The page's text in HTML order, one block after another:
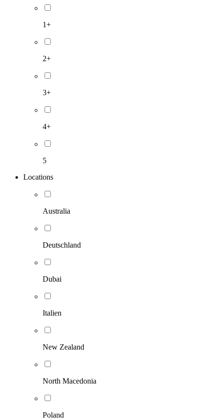
1+
2+
3+
4+
5
Locations
Australia
Deutschland
Dubai
Italien
New Zealand
North Macedonia
Poland